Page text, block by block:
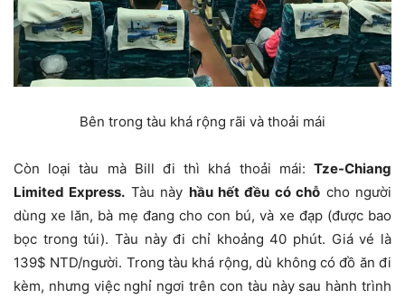
Bên trong tàu khá rộng rãi và thoải mái
Còn loại tàu mà Bill đi thì khá thoải mái: Tze-Chiang
Limited Express. Tàu này hầu hết đều có chỗ cho người
dùng xe lăn, bà mẹ đang cho con bú, và xe đạp (được bao
bọc trong túi). Tàu này đi chỉ khoảng 40 phút. Giá vé là
139$ NTD/người. Trong tàu khá rộng, dù không có đồ ăn đi
kèm, nhưng việc nghỉ ngơi trên con tàu này sau hành trình